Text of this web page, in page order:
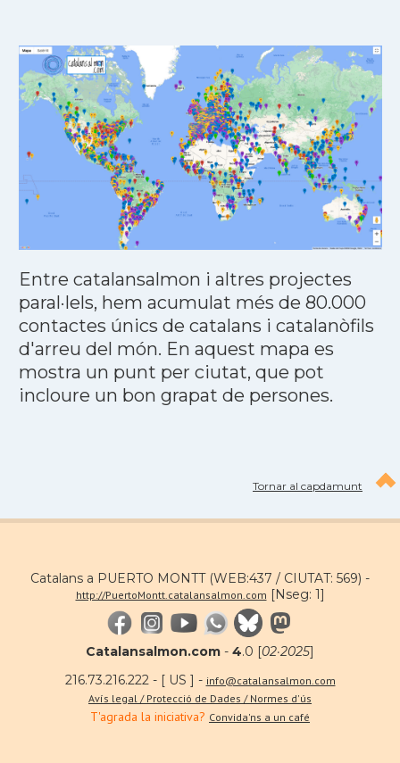
Entre catalansalmon i altres projectes
paral·lels, hem acumulat més de 80.000
contactes únics de catalans i catalanòfils
d'arreu del món. En aquest mapa es
mostra un punt per ciutat, que pot
incloure un bon grapat de persones.
Tornar al capdamunt
Catalans a PUERTO MONTT (WEB:437 / CIUTAT: 569) -
http://PuertoMontt.catalansalmon.com [Nseg: 1]
Catalansalmon.com - 4.0 [02·2025]
216.73.216.222 - [ US ] - info@catalansalmon.com
Avís legal / Protecció de Dades / Normes d'ús
T'agrada la iniciativa? Convida'ns a un café